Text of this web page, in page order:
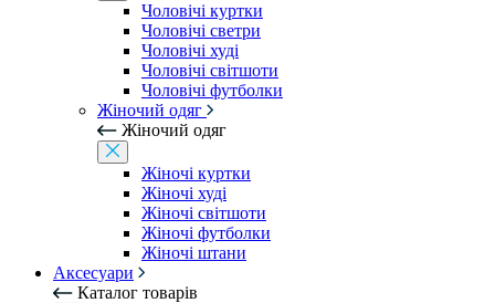
Чоловічі куртки
Чоловічі светри
Чоловічі худі
Чоловічі світшоти
Чоловічі футболки
Жіночий одяг
Жіночий одяг
Жіночі куртки
Жіночі худі
Жіночі світшоти
Жіночі футболки
Жіночі штани
Аксесуари
Каталог товарів